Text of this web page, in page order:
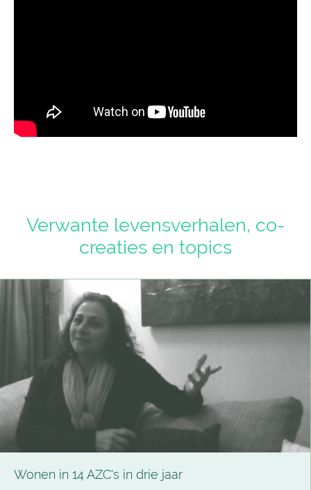
Verwante levensverhalen, co-
creaties en topics
Wonen in 14 AZC's in drie jaar